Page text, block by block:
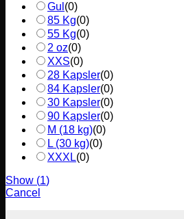
Gul (0)
85 Kg(0)
55 Kg(0)
2 oz(0)
XXS(0)
28 Kapsler(0)
84 Kapsler(0)
30 Kapsler(0)
90 Kapsler(0)
M (18 kg)(0)
L (30 kg)(0)
XXXL(0)
Show (1)
Cancel